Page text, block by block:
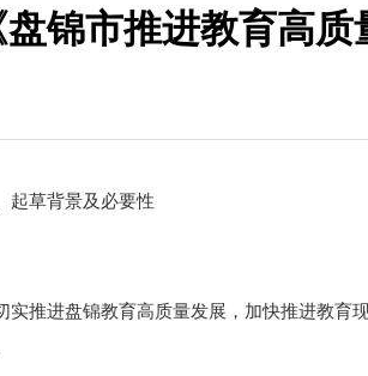
盘锦市推进教育高
草背景及必要性
进盘锦教育高质量发展，加快推进教育现